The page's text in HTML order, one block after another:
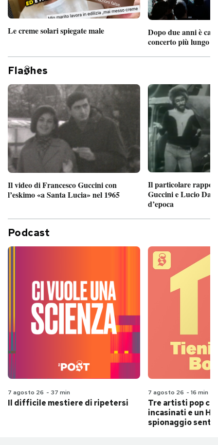
Le creme solari spiegate male
Dopo due anni è
concerto più lungo
Fla hes
Il video di Francesco Guccini con
l’eskimo «a Santa Lucia» nel 1965
Il particolare
Guccini e Lucio
d’epoca
Podcast
7 agosto 26 - 37 min
Il difficile mestiere di ripetersi
7 agosto 26 - 16 min
Tre artisti pop
incasinati e un
spionaggio